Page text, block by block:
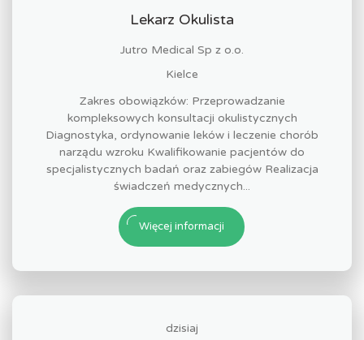
Lekarz Okulista
Jutro Medical Sp z o.o.
Kielce
Zakres obowiązków: Przeprowadzanie
kompleksowych konsultacji okulistycznych
Diagnostyka, ordynowanie leków i leczenie chorób
narządu wzroku Kwalifikowanie pacjentów do
specjalistycznych badań oraz zabiegów Realizacja
świadczeń medycznych...
Więcej informacji
dzisiaj